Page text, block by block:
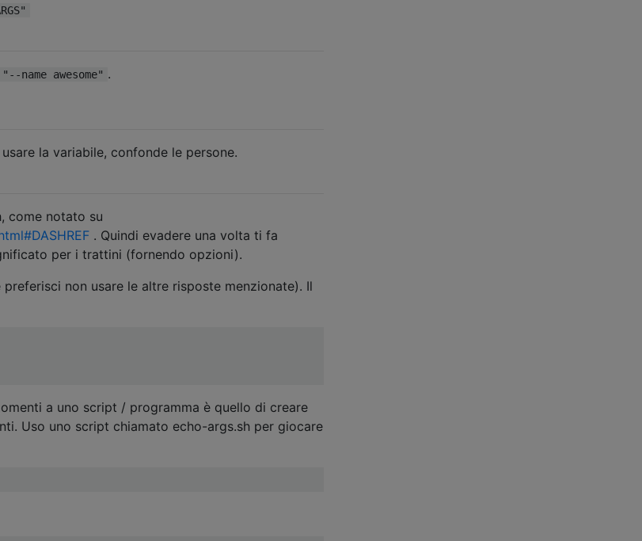
name awesome" .
la variabile, confonde le persone.
come notato su
. Quindi evadere una volta ti fa
per i trattini (fornendo opzioni).
non usare le altre risposte menzionate). Il
a uno script / programma è quello di creare
Uso uno script chiamato echo-args.sh per giocare